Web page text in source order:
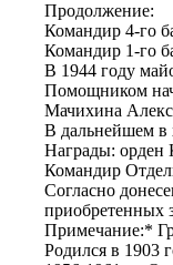
Продолжение:
Командир 4-го
Командир 1-го
В 1944 году
Помощником
Мачихина
В дальнейшем в
Награды: орден
Командир
Согласно
приобретенных
Примечание:*
Родился в 1903